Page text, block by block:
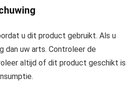
u dit product gebruikt. Als u
dan uw arts. Controleer de
altijd of dit product geschikt is